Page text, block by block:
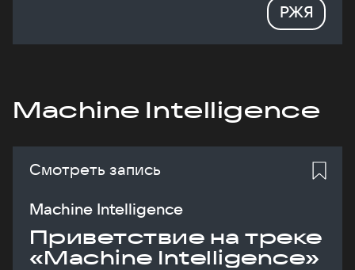
РЖЯ
Machine Intelligence
Смотреть запись
Machine Intelligence
Приветствие на треке
«Machine Intelligence»